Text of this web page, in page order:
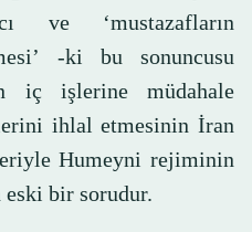
ve ‘mustazafların
-ki bu sonuncusu
iç işlerine müdahale
ihlal etmesinin İran
Humeyni rejiminin
eski bir sorudur.